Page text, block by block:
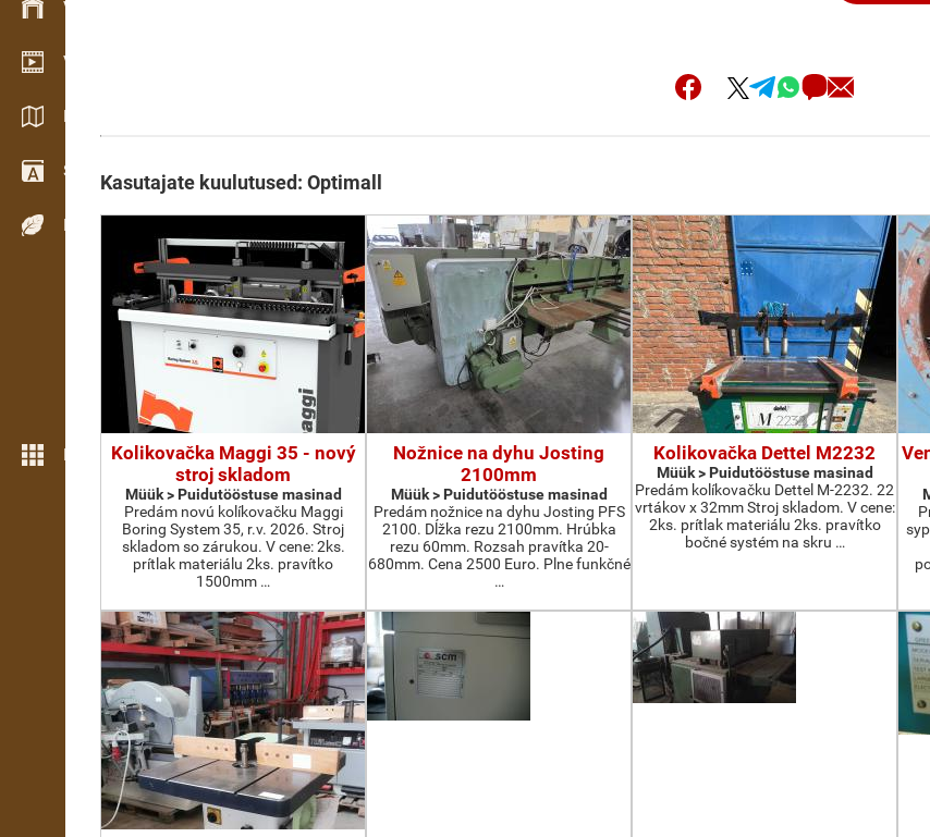
Varude haldamine
Videogalerii
Kataloogid / Brošüürid
Sõnastik
Puiduliigid
Rohkem funktsioone
Kasutajate kuulutused: Optimall
Kolikovačka Maggi 35 - nový
stroj skladom
Müük > Puidutööstuse masinad
Predám novú kolíkovačku Maggi
Boring System 35, r.v. 2026. Stroj
skladom so zárukou. V cene: 2ks.
prítlak materiálu 2ks. pravítko
1500mm …
Nožnice na dyhu Josting
2100mm
Müük > Puidutööstuse masinad
Predám nožnice na dyhu Josting PFS
2100. Dĺžka rezu 2100mm. Hrúbka
rezu 60mm. Rozsah pravítka 20-
680mm. Cena 2500 Euro. Plne funkčné
…
Kolikovačka Dettel M2232
Müük > Puidutööstuse masinad
Predám kolíkovačku Dettel M-2232. 22
vrtákov x 32mm Stroj skladom. V cene:
2ks. prítlak materiálu 2ks. pravítko
bočné systém na skru …